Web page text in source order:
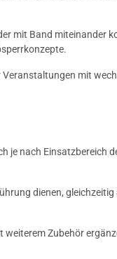
mit Band miteinander
mit
nach Einsatzbereich
dienen,
Zubehör